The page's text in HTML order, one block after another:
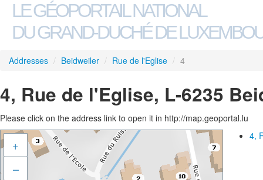
LE GÉOPORTAIL NATIONAL
DU GRAND-DUCHÉ DE
Addresses / Beidweiler / Rue de l'Eglise / 4
4, Rue de l'Eglise, L-6235
Please click on the address link to open it in http://map.geoportal.lu
+
–
4,